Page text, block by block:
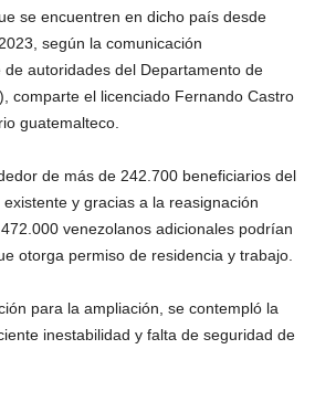
se encuentren en dicho país desde
según la comunicación
autoridades del Departamento de
comparte el licenciado Fernando Castro
guatemalteco.
de más de 242.700 beneficiarios del
y gracias a la reasignación
venezolanos adicionales podrían
otorga permiso de residencia y trabajo.
para la ampliación, se contempló la
inestabilidad y falta de seguridad de